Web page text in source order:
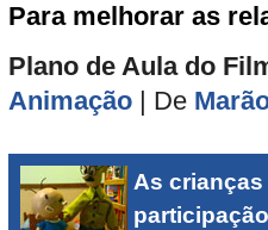
Para melhorar as
Plano de Aula do
Animação
De
As